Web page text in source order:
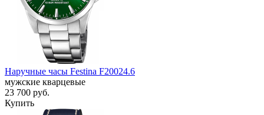
Наручные часы Festina F20024.6
мужские кварцевые
23 700 руб.
Купить